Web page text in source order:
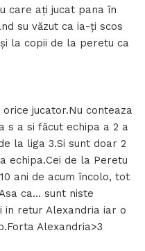
care ați jucat pana în
su văzut ca ia-ți scos
la copii de la peretu ca
jucator.Nu conteaza
s a si făcut echipa a 2 a
la liga 3.Si sunt doar 2
echipa.Cei de la Peretu
ani de acum încolo, tot
ca… sunt niste
retur Alexandria iar o
Alexandria>3